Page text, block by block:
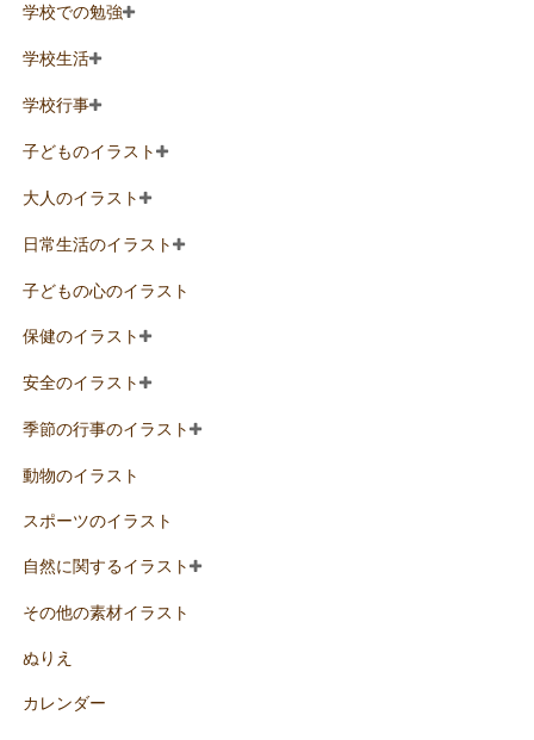
学校での勉強
学校生活
学校行事
子どものイラスト
大人のイラスト
日常生活のイラスト
子どもの心のイラスト
保健のイラスト
安全のイラスト
季節の行事のイラスト
動物のイラスト
スポーツのイラスト
自然に関するイラスト
その他の素材イラスト
ぬりえ
カレンダー